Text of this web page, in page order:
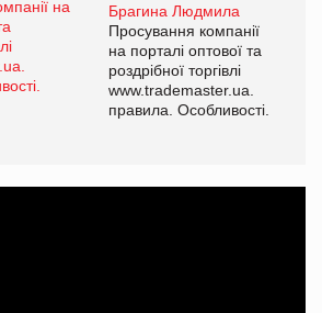
Брагина Людмила
Просування компанії
на порталі оптової та
роздрібної торгівлі
www.trademaster.ua.
правила. Особливості.